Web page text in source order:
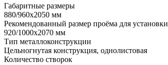
Габаритные размеры
880/960х2050 мм
Рекомендованный размер проёма для установки
920/1000х2070 мм
Тип металлоконструкции
Цельногнутая конструкция, однолистовая
Количество створок